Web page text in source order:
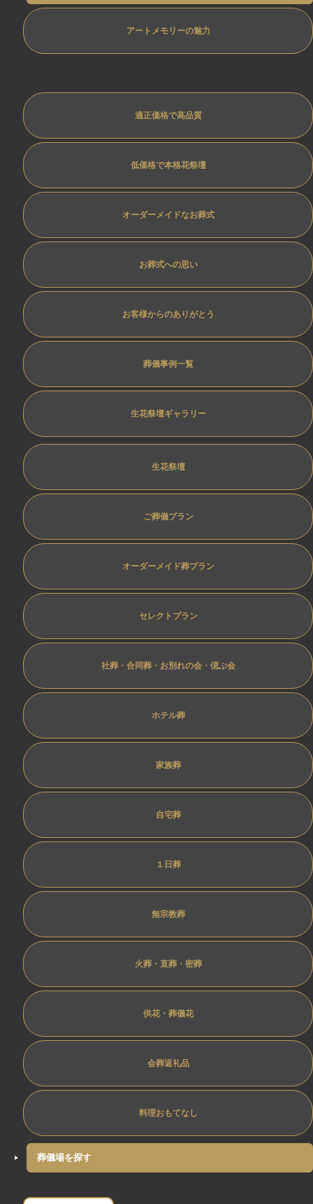
アートメモリーの魅力
適正価格で高品質
低価格で本格花祭壇
オーダーメイドなお葬式
お葬式への思い
お客様からのありがとう
葬儀事例一覧
生花祭壇ギャラリー
生花祭壇
ご葬儀プラン
オーダーメイド葬プラン
セレクトプラン
社葬・合同葬・お別れの会・偲ぶ会
ホテル葬
家族葬
自宅葬
１日葬
無宗教葬
火葬・直葬・密葬
供花・葬儀花
会葬返礼品
料理おもてなし
葬儀場を探す